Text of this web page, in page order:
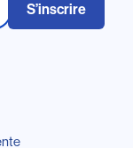
S’inscrire